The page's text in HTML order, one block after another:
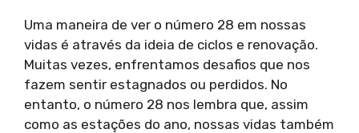
Uma maneira de ver o número 28 em nossas
vidas é através da ideia de ciclos e renovação.
Muitas vezes, enfrentamos desafios que nos
fazem sentir estagnados ou perdidos. No
entanto, o número 28 nos lembra que, assim
como as estações do ano, nossas vidas também